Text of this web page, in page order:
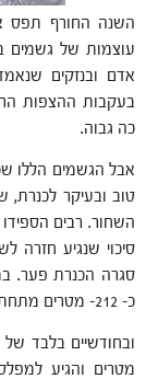
השנה החורף תפס
עוצמות של גשמים
אדם ובנזקים
בעקבות ההצפות
כה גבוה.
אבל הגשמים הללו
טוב ובעיקר לכנרת,
השחור. רבים
סיכוי שנגיע
סגרה הכנרת פער.
כ- 212- מטרים מתחת לפני הים.